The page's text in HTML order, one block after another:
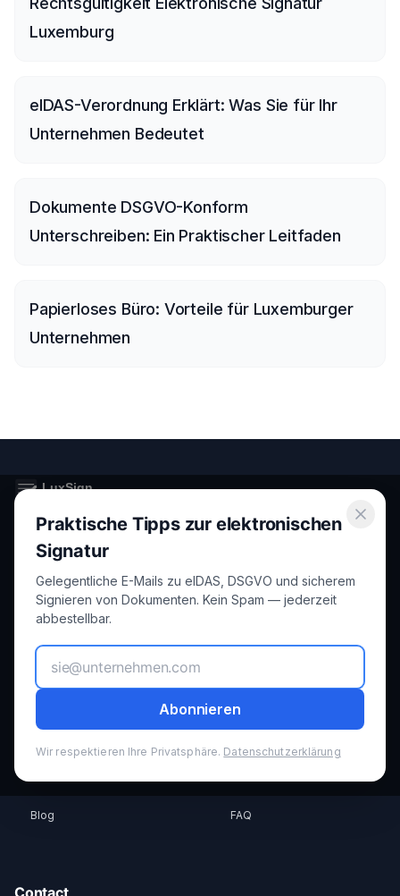
Luxemburg
eIDAS-Verordnung Erklärt: Was Sie für Ihr
Unternehmen Bedeutet
Dokumente DSGVO-Konform
Unterschreiben: Ein Praktischer Leitfaden
Papierloses Büro: Vorteile für Luxemburger
Unternehmen
Praktische Tipps zur elektronischen
Signatur
Gelegentliche E-Mails zu eIDAS, DSGVO und sicherem
Signieren von Dokumenten. Kein Spam — jederzeit
abbestellbar.
Abonnieren
Wir respektieren Ihre Privatsphäre. Datenschutzerklärung
Secure electronic signatures for Luxembourg and the European
Union.
Product
How it Works
Pricing
Blog
Legal
FAQ